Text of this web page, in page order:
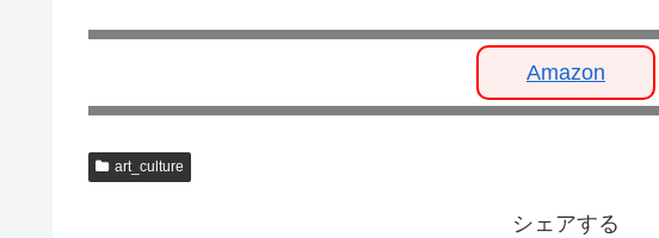
Amazon
art_culture
シェアする